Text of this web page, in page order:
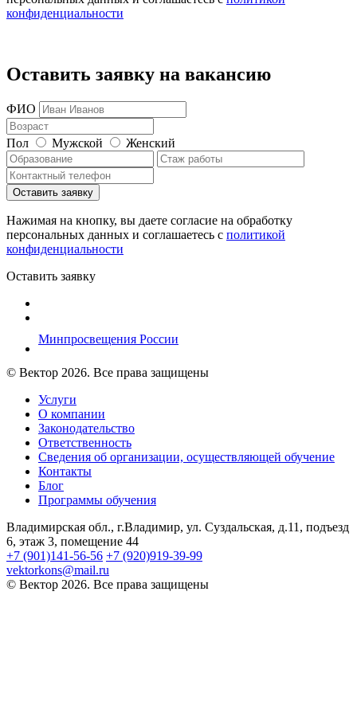
конфиденциальности
Оставить заявку на вакансию
ФИО
Пол Мужской Женский
Нажимая на кнопку, вы даете согласие на обработку
персональных данных и соглашаетесь c политикой
конфиденциальности
Оставить заявку
Минпросвещения России
© Вектор 2026. Все права защищены
Услуги
О компании
Законодательство
Ответственность
Сведения об организации, осуществляющей обучение
Контакты
Блог
Программы обучения
Владимирская обл., г.Владимир, ул. Суздальская, д.11, подъезд
6, этаж 3, помещение 44
+7 (901)141-56-56 +7 (920)919-39-99
vektorkons@mail.ru
© Вектор 2026. Все права защищены